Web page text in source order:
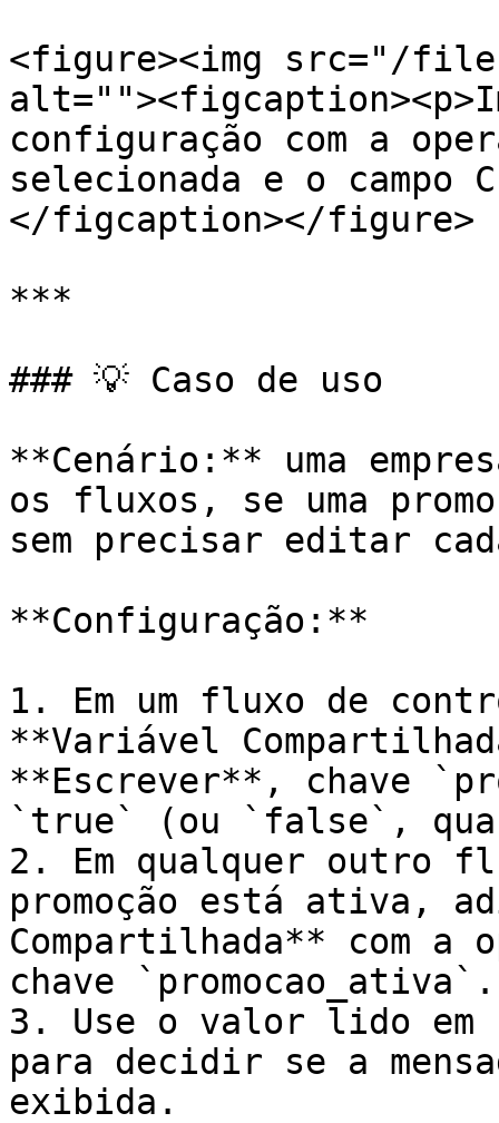
<figure><img src="/files/
configuração com a
selecionada e o campo
</figcaption></figure>
***
### 💡 Caso de uso
**Cenário:** uma
os fluxos, se uma
sem precisar editar
**Configuração:**
1. Em um fluxo de
**Variável
**Escrever**, chave
`true` (ou `false`,
2. Em qualquer outro
promoção está ativa,
Compartilhada** com a
chave `promocao_ativa`.
3. Use o valor lido em
para decidir se a
exibida.